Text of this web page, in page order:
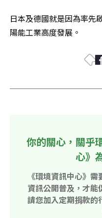
日本及德國就是因為率先
陽能工業高度發展。
你的關心，關乎
心》
《環境資訊中心》
資訊公開普及，才能
請您加入定期捐款的